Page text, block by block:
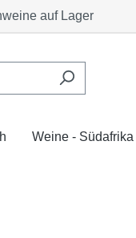
auf Lager
Weine - Südafrika